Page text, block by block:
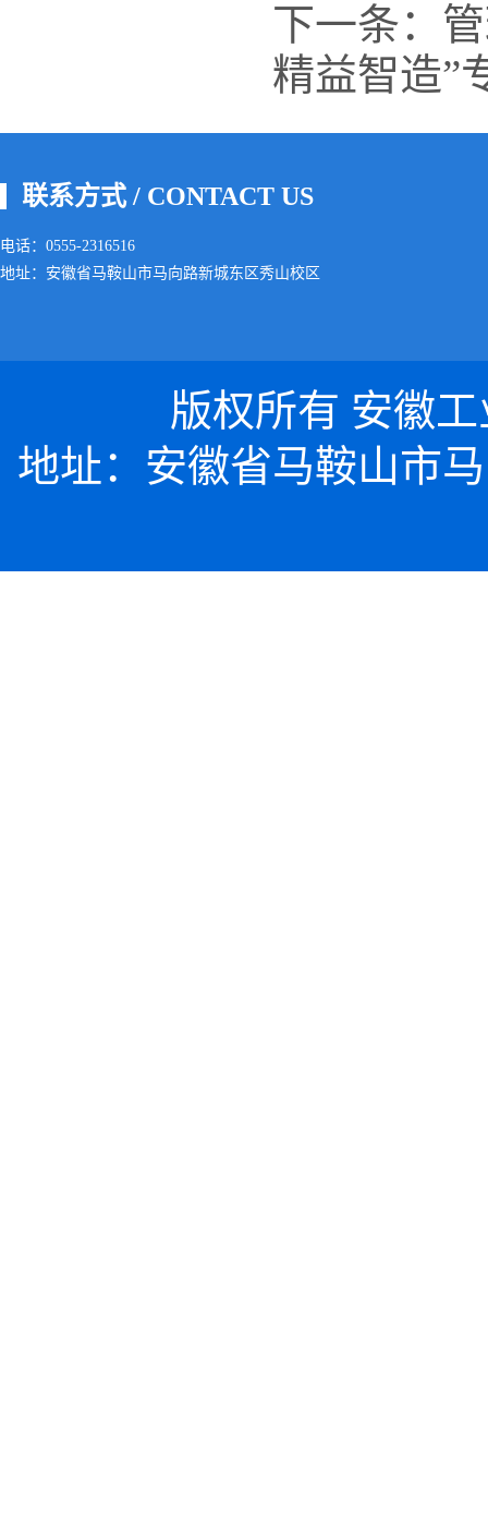
下一条：
精益智造”
联系方式 / CONTACT US
电话：0555-2316516
地址：安徽省马鞍山市马向路新城东区秀山校区
版权所有 安徽
地址：安徽省马鞍山市